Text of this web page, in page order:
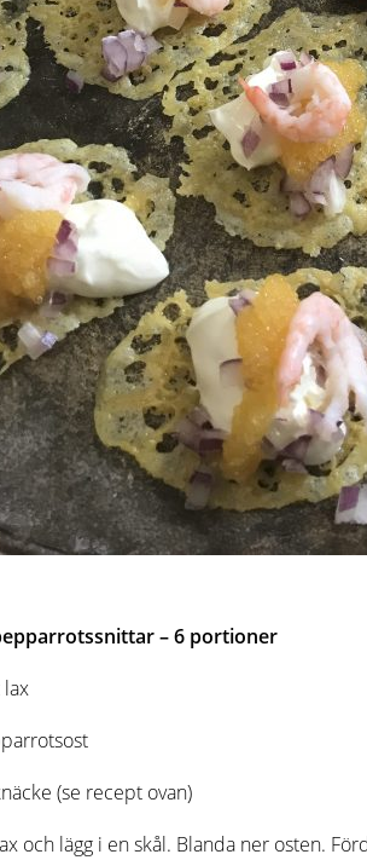
–6 portioner
lax
(se recept ovan)
och lägg i en skål. Blanda ner osten.